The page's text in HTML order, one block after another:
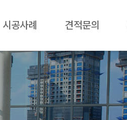
시공사례 견적문의